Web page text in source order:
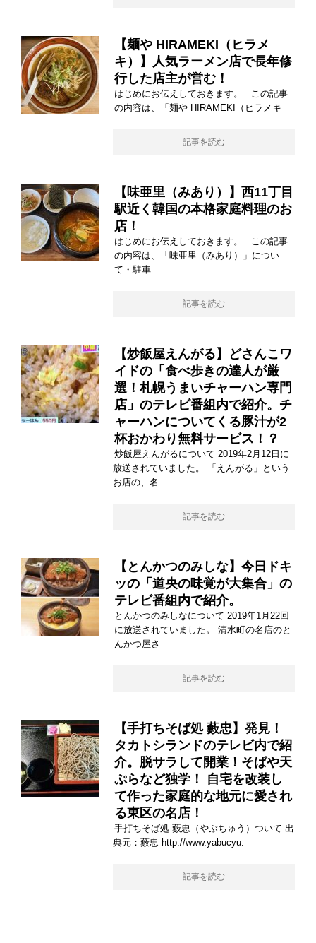
【麺や HIRAMEKI（ヒラメ
キ）】人気ラーメン店で長年修
行した店主が営む！
はじめにお伝えしておきます。 この記事
の内容は、「麺や HIRAMEKI（ヒラメキ
記事を読む
【味亜里（みあり）】西11丁目
駅近く韓国の本格家庭料理のお
店！
はじめにお伝えしておきます。 この記事
の内容は、「味亜里（みあり）」につい
て・駐車
記事を読む
【炒飯屋えんがる】どさんこワ
イドの「食べ歩きの達人が厳
選！札幌うまいチャーハン専門
店」のテレビ番組内で紹介。チ
ャーハンについてくる豚汁が2
杯おかわり無料サービス！？
炒飯屋えんがるについて 2019年2月12日に
放送されていました。 「えんがる」という
お店の、名
記事を読む
【とんかつのみしな】今日ドキ
ッの「道央の味覚が大集合」の
テレビ番組内で紹介。
とんかつのみしなについて 2019年1月22回
に放送されていました。 清水町の名店のと
んかつ屋さ
記事を読む
【手打ちそば処 藪忠】発見！
タカトシランドのテレビ内で紹
介。脱サラして開業！そばや天
ぷらなど独学！ 自宅を改装し
て作った家庭的な地元に愛され
る東区の名店！
手打ちそば処 藪忠（やぶちゅう）ついて 出
典元：藪忠 http://www.yabucyu.
記事を読む